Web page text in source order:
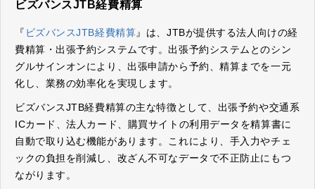
ビズバンスJTB経費精算
『 ビズバンスJTB経費精算』は、JTBが提供する法人向けの経
費精算・出張予約システムです。出張予約システムとのシン
グルサインオンにより、出張申請から予約、精算までを一元
化し、業務の効率化を実現します。
ビズバンスJTB経費精算の主な特徴として、出張予約や交通系
ICカード、法人カード、購買サイトの利用データを精算書に
自動で取り込む機能があります。これにより、手入力やチェ
ックの負担を削減し、改ざん不可なデータで不正防止にもつ
ながります。